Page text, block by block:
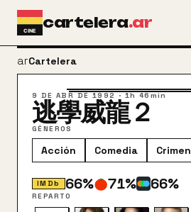
Ir al contenido principal
cartelera.ar
arrow_back
Cartelera
9 DE ABR DE 1992·1h 46min
逃學威龍２
GÉNEROS
Acción Comedia Crimen
IMDb 66% 71% 66%
REPARTO